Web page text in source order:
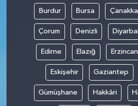
Burdur Bursa
Çorum Denizli
Edirne Elazığ Erzincan
Eskişehir Gaziantep
Gümüşhane Hakkâri